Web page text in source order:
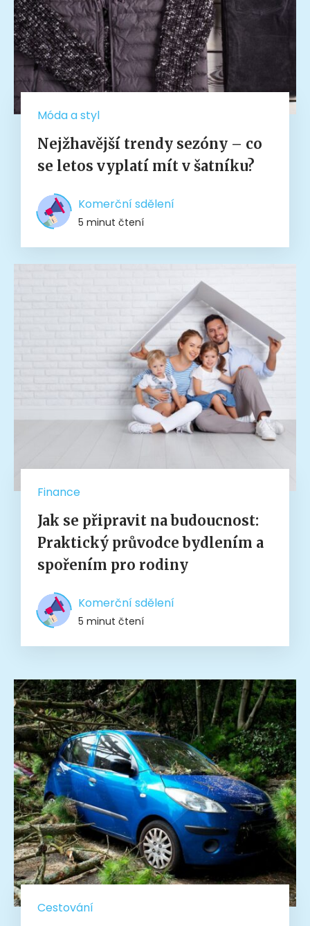
Móda a styl
Nejžhavější trendy sezóny – co
se letos vyplatí mít v šatníku?
Komerční sdělení
5 minut čtení
Finance
Jak se připravit na budoucnost:
Praktický průvodce bydlením a
spořením pro rodiny
Komerční sdělení
5 minut čtení
Cestování